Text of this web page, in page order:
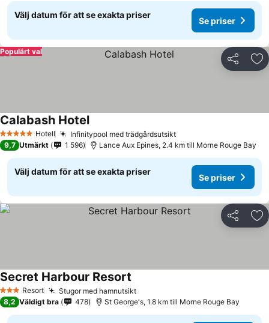
Välj datum för att se exakta priser
Se priser
Dela
Populärt val
5 Stjärnor Hotell Infinitypool med trädgårdsutsikt
Calabash Hotel
9,7 Utmärkt 1 596 Lance Aux Epines, 2.4 km till Morne Rouge Bay
Välj datum för att se exakta priser
Se priser
Dela
3 StjärnorResort Stugor med hamnutsikt
Secret Harbour Resort
8,2 Väldigt bra 478 St George's, 1.8 km till Morne Rouge Bay